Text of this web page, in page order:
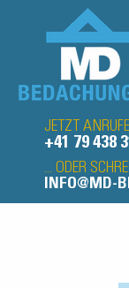
JETZT
+41 79 438
... ODER
INFO@MD-